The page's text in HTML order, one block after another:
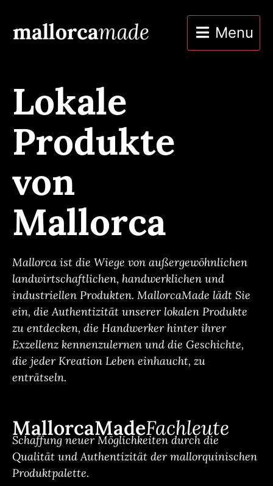
Menu
Lokale
Produkte
von
Mallorca
Mallorca ist die Wiege von außergewöhnlichen
landwirtschaftlichen, handwerklichen und
industriellen Produkten. MallorcaMade lädt Sie
ein, die Authentizität unserer lokalen Produkte
zu entdecken, die Handwerker hinter ihrer
Exzellenz kennenzulernen und die Geschichte,
die jeder Kreation Leben einhaucht, zu
enträtseln.
MallorcaMadeFachleute
Schaffung neuer Möglichkeiten durch die
Qualität und Authentizität der mallorquinischen
Produktpalette.